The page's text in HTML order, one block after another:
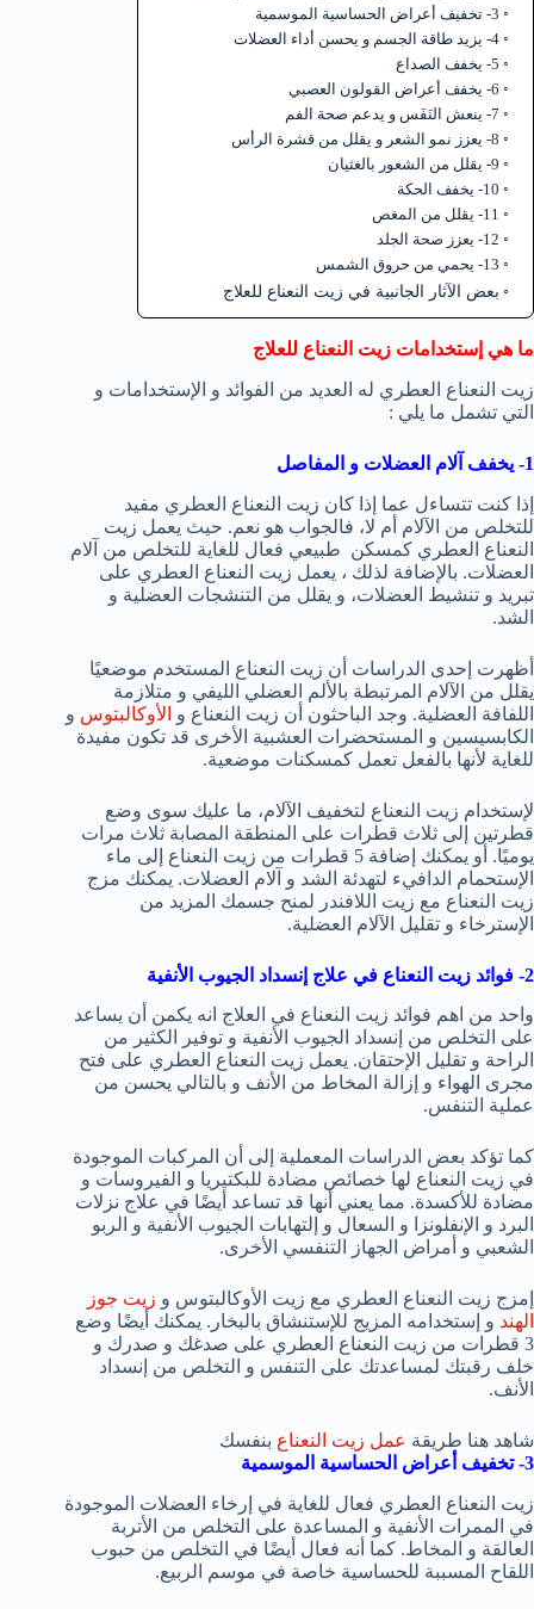
3- تخفيف أعراض الحساسية الموسمية
4- يزيد طاقة الجسم و يحسن أداء العضلات
5- يخفف الصداع
6- يخفف أعراض القولون العصبي
7- ينعش النَفَس و يدعم صحة الفم
8- يعزز نمو الشعر و يقلل من قشرة الرأس
9- يقلل من الشعور بالغثيان
10- يخفف الحكة
11- يقلل من المغص
12- يعزز صحة الجلد
13- يحمي من حروق الشمس
بعض الآثار الجانبية في زيت النعناع للعلاج
ما هي إستخدامات زيت النعناع للعلاج
زيت النعناع العطري له العديد من الفوائد و الإستخدامات و
التي تشمل ما يلي :
1- يخفف آلام العضلات و المفاصل
إذا كنت تتساءل عما إذا كان زيت النعناع العطري مفيد
للتخلص من الآلام أم لا، فالجواب هو نعم. حيث يعمل زيت
النعناع العطري كمسكن طبيعي فعال للغاية للتخلص من آلام
العضلات. بالإضافة لذلك ، يعمل زيت النعناع العطري على
تبريد و تنشيط العضلات، و يقلل من التنشجات العضلية و
الشد.
أظهرت إحدى الدراسات أن زيت النعناع المستخدم موضعيًا
يقلل من الآلام المرتبطة بالألم العضلي الليفي و متلازمة
اللفافة العضلية. وجد الباحثون أن زيت النعناع و الأوكالبتوس و
الكابسيسين و المستحضرات العشبية الأخرى قد تكون مفيدة
للغاية لأنها بالفعل تعمل كمسكنات موضعية.
لإستخدام زيت النعناع لتخفيف الآلام، ما عليك سوى وضع
قطرتين إلى ثلاث قطرات على المنطقة المصابة ثلاث مرات
يوميًا. أو يمكنك إضافة 5 قطرات من زيت النعناع إلى ماء
الإستحمام الدافيء لتهدئة الشد و آلام العضلات. يمكنك مزج
زيت النعناع مع زيت اللافندر لمنح جسمك المزيد من
الإسترخاء و تقليل الآلام العضلية.
2- فوائد زيت النعناع في علاج إنسداد الجيوب الأنفية
واحد من اهم فوائد زيت النعناع في العلاج انه يكمن أن يساعد
على التخلص من إنسداد الجيوب الأنفية و توفير الكثير من
الراحة و تقليل الإحتقان. يعمل زيت النعناع العطري على فتح
مجرى الهواء و إزالة المخاط من الأنف و بالتالي يحسن من
عملية التنفس.
كما تؤكد بعض الدراسات المعملية إلى أن المركبات الموجودة
في زيت النعناع لها خصائص مضادة للبكتيريا و الفيروسات و
مضادة للأكسدة. مما يعني أنها قد تساعد أيضًا في علاج نزلات
البرد و الإنفلونزا و السعال و إلتهابات الجيوب الأنفية و الربو
الشعبي و أمراض الجهاز التنفسي الأخرى.
إمزج زيت النعناع العطري مع زيت الأوكالبتوس و زيت جوز
الهند و إستخدامه المزيج للإستنشاق بالبخار. يمكنك أيضًا وضع
3 قطرات من زيت النعناع العطري على صدغك و صدرك و
خلف رقبتك لمساعدتك على التنفس و التخلص من إنسداد
الأنف.
شاهد هنا طريقة عمل زيت النعناع بنفسك
3- تخفيف أعراض الحساسية الموسمية
زيت النعناع العطري فعال للغاية في إرخاء العضلات الموجودة
في الممرات الأنفية و المساعدة على التخلص من الأتربة
العالقة و المخاط. كما أنه فعال أيضًا في التخلص من حبوب
اللقاح المسببة للحساسية خاصة في موسم الربيع.